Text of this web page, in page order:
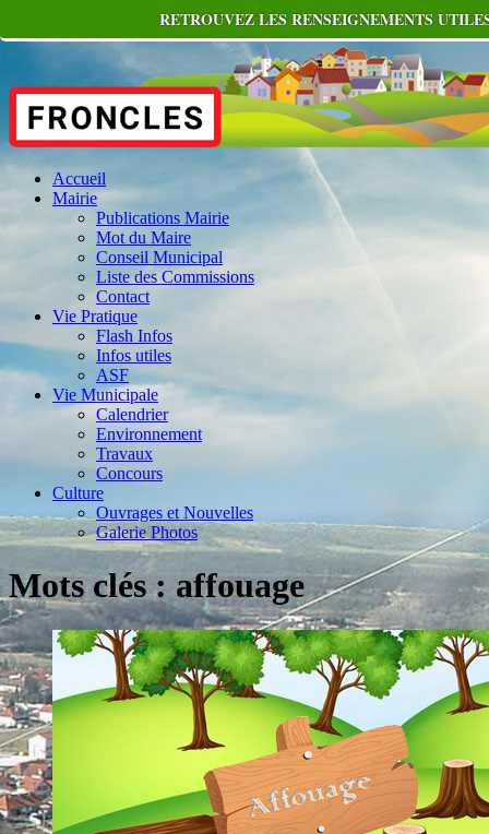
Accueil
Mairie
Publications Mairie
Mot du Maire
Conseil Municipal
Liste des Commissions
Contact
Vie Pratique
Flash Infos
Infos utiles
ASF
Vie Municipale
Calendrier
Environnement
Travaux
Concours
Culture
Ouvrages et Nouvelles
Galerie Photos
Mots clés : affouage
RETROUVEZ LES RENSEIGNEMENTS